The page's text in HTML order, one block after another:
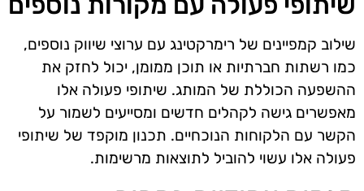
שילוב קמפיינים של רימרקטינג עם ערוצי שיווק נוספים,
כמו רשתות חברתיות או תוכן ממומן, יכול לחזק את
ההשפעה הכוללת של המותג. שיתופי פעולה אלו
מאפשרים גישה לקהלים חדשים ומסייעים לשמור על
הקשר עם הלקוחות הנוכחיים. תכנון מוקפד של שיתופי
פעולה אלו עשוי להוביל לתוצאות מרשימות.